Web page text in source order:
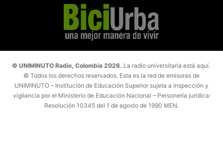
© UNIMINUTO Radio, Colombia 2026. La radio universitaria está aquí.
© Todos los derechos reservados. Esta es la red de emisoras de
UNIMINUTO – Institución de Educación Superior sujeta a inspección y
vigilancia por el Ministerio de Educación Nacional – Personería jurídica:
Resolución 10345 del 1 de agosto de 1990 MEN.